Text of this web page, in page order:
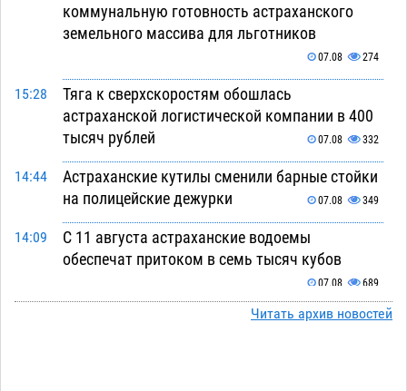
коммунальную готовность астраханского
земельного массива для льготников
07.08 274
15:28
Тяга к сверхскоростям обошлась
астраханской логистической компании в 400
тысяч рублей
07.08 332
14:44
Астраханские кутилы сменили барные стойки
на полицейские дежурки
07.08 349
14:09
С 11 августа астраханские водоемы
обеспечат притоком в семь тысяч кубов
07.08 689
Астраханский аэропорт попробует отбиться
Читать архив новостей